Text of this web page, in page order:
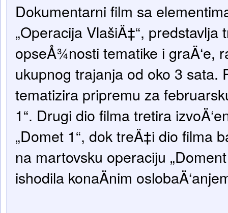
Dokumentarni film sa
„Operacija VlašiÄ‡“, predstavlja
opseÅ¾nosti tematike i graÄ‘e,
ukupnog trajanja od oko 3 sata.
tematizira pripremu za
1“. Drugi dio filma tretira
„Domet 1“, dok treÄ‡i dio filma
na martovsku operaciju
ishodila konaÄnim